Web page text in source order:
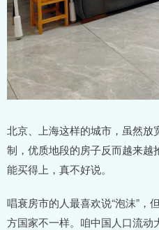
北京、上海这样的城市，虽然放
制，优质地段的房子反而越来越
能买得上，真不好说。
唱衰房市的人最喜欢说“泡沫”，
方国家不一样。咱中国人口流